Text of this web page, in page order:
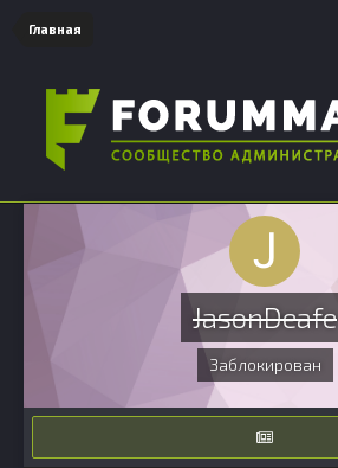
Главная
JasonDeafe
Заблокирован